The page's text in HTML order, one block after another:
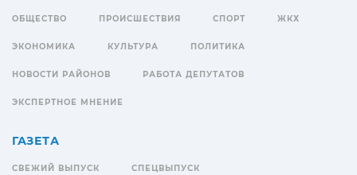
ОБЩЕСТВО ПРОИСШЕСТВИЯ СПОРТ ЖКХ
ЭКОНОМИКА КУЛЬТУРА ПОЛИТИКА
НОВОСТИ РАЙОНОВ РАБОТА ДЕПУТАТОВ
ЭКСПЕРТНОЕ МНЕНИЕ
ГАЗЕТА
СВЕЖИЙ ВЫПУСК СПЕЦВЫПУСК